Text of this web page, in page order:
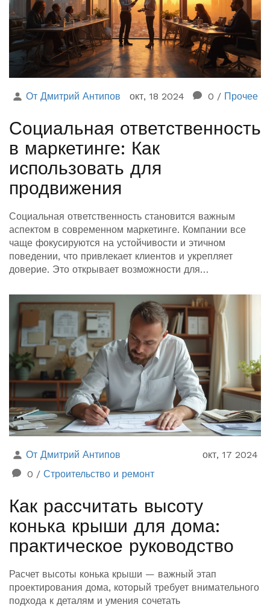
От Дмитрий Антипов окт, 18 2024 0 / Прочее
Социальная ответственность
в маркетинге: Как
использовать для
продвижения
Социальная ответственность становится важным
аспектом в современном маркетинге. Компании все
чаще фокусируются на устойчивости и этичном
поведении, что привлекает клиентов и укрепляет
доверие. Это открывает возможности для
В статье рассмотрим, как интеграция социальной
ответственности может создать добавочную ценность
для бренда и предлагать советы от известных
экспертов в этой области.
От Дмитрий Антипов
окт, 17 2024
0 / Строительство и ремонт
Как рассчитать высоту
конька крыши для дома:
практическое руководство
Расчет высоты конька крыши — важный этап
проектирования дома, который требует внимательного
подхода к деталям и умения сочетать